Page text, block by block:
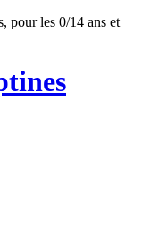
pour les 0/14 ans et